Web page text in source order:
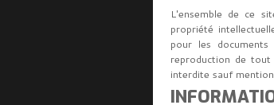
L'ensemble de ce
propriété
pour les documents
reproduction de
interdite sauf